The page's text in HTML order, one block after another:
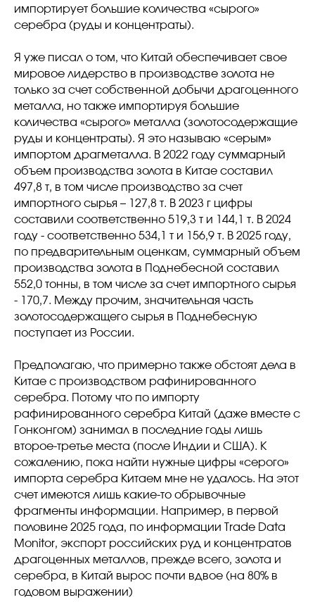
импортирует большие количества «сырого»
серебра (руды и концентраты).
Я уже писал о том, что Китай обеспечивает свое
мировое лидерство в производстве золота не
только за счет собственной добычи драгоценного
металла, но также импортируя большие
количества «сырого» металла (золотосодержащие
руды и концентраты). Я это называю «серым»
импортом драгметалла. В 2022 году суммарный
объем производства золота в Китае составил
497,8 т, в том числе производство за счет
импортного сырья – 127,8 т. В 2023 г цифры
составили соответственно 519,3 т и 144,1 т. В 2024
году - соответственно 534,1 т и 156,9 т. В 2025 году,
по предварительным оценкам, суммарный объем
производства золота в Поднебесной составил
552,0 тонны, в том числе за счет импортного сырья
- 170,7. Между прочим, значительная часть
золотосодержащего сырья в Поднебесную
поступает из России.
Предполагаю, что примерно также обстоят дела в
Китае с производством рафинированного
серебра. Потому что по импорту
рафинированного серебра Китай (даже вместе с
Гонконгом) занимал в последние годы лишь
второе-третье места (после Индии и США). К
сожалению, пока найти нужные цифры «серого»
импорта серебра Китаем мне не удалось. На этот
счет имеются лишь какие-то обрывочные
фрагменты информации. Например, в первой
половине 2025 года, по информации Trade Data
Monitor, экспорт российских руд и концентратов
драгоценных металлов, прежде всего, золота и
серебра, в Китай вырос почти вдвое (на 80% в
годовом выражении)